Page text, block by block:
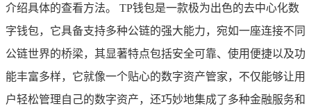
介绍具体的查看方法。 TP钱包是一款极为出色的去中心化数
字钱包，它具备支持多种公链的强大能力，宛如一座连接不同
公链世界的桥梁，其显著特点包括安全可靠、使用便捷以及功
能丰富多样，它就像一个贴心的数字资产管家，不仅能够让用
户轻松管理自己的数字资产，还巧妙地集成了多种金融服务和